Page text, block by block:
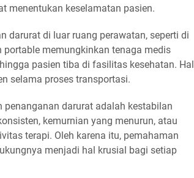
menentukan keselamatan pasien.
darurat di luar ruang perawatan, seperti di
memungkinkan tenaga medis
pasien tiba di fasilitas kesehatan. Hal
selama proses transportasi.
darurat adalah kestabilan
kemurnian yang menurun, atau
terapi. Oleh karena itu, pemahaman
menjadi hal krusial bagi setiap